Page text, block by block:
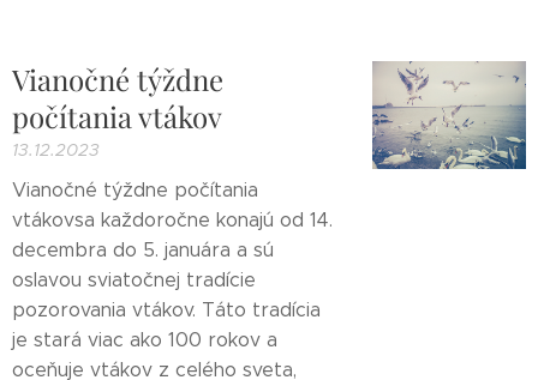
Vianočné týždne
počítania vtákov
13.12.2023
Vianočné týždne počítania
vtákovsa každoročne konajú od 14.
decembra do 5. januára a sú
oslavou sviatočnej tradície
pozorovania vtákov. Táto tradícia
je stará viac ako 100 rokov a
oceňuje vtákov z celého sveta,